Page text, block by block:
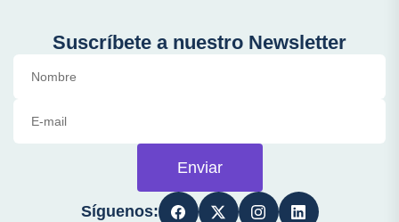
Suscríbete a nuestro Newsletter
Enviar
Síguenos: